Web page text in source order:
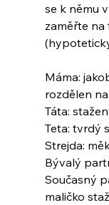
se k němu
zaměřte
Máma:
rozdělen
Táta:
Teta: tvrdý
Strejda:
Bývalý
Současný
maličko